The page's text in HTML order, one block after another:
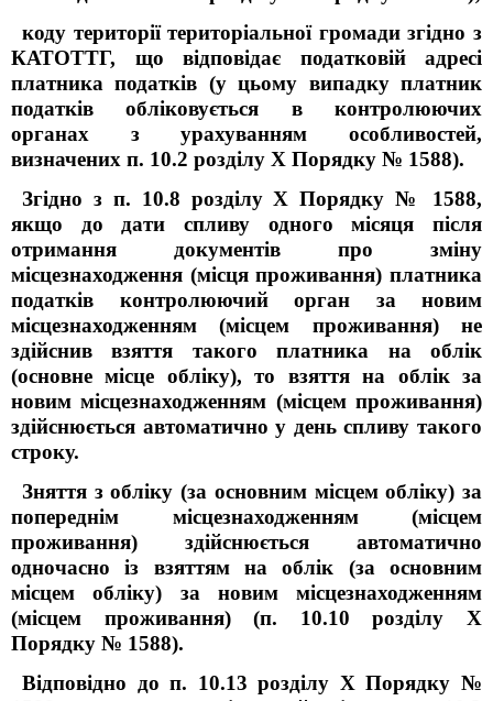
коду території територіальної громади згідно з
КАТОТТГ, що відповідає податковій адресі
платника податків (у цьому випадку платник
податків обліковується в контролюючих
органах з урахуванням особливостей,
визначених п. 10.2 розділу X Порядку № 1588).
Згідно з п. 10.8 розділу X Порядку № 1588,
якщо до дати спливу одного місяця після
отримання документів про зміну
місцезнаходження (місця проживання) платника
податків контролюючий орган за новим
місцезнаходженням (місцем проживання) не
здійснив взяття такого платника на облік
(основне місце обліку), то взяття на облік за
новим місцезнаходженням (місцем проживання)
здійснюється автоматично у день спливу такого
строку.
Зняття з обліку (за основним місцем обліку) за
попереднім місцезнаходженням (місцем
проживання) здійснюється автоматично
одночасно із взяттям на облік (за основним
місцем обліку) за новим місцезнаходженням
(місцем проживання) (п. 10.10 розділу X
Порядку № 1588).
Відповідно до п. 10.13 розділу X Порядку №